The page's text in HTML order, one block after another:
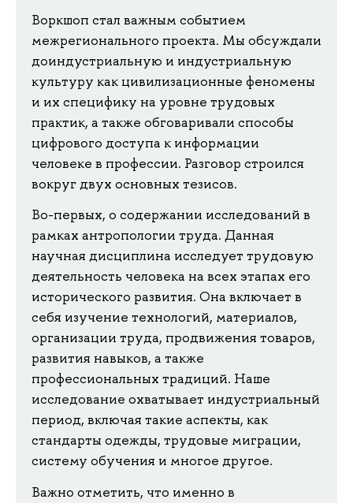
Воркшоп стал важным событием
межрегионального проекта. Мы обсуждали
доиндустриальную и индустриальную
культуру как цивилизационные феномены
и их специфику на уровне трудовых
практик, а также обговаривали способы
цифрового доступа к информации
человеке в профессии. Разговор строился
вокруг двух основных тезисов.
Во-первых, о содержании исследований в
рамках антропологии труда. Данная
научная дисциплина исследует трудовую
деятельность человека на всех этапах его
исторического развития. Она включает в
себя изучение технологий, материалов,
организации труда, продвижения товаров,
развития навыков, а также
профессиональных традиций. Наше
исследование охватывает индустриальный
период, включая такие аспекты, как
стандарты одежды, трудовые миграции,
систему обучения и многое другое.
Важно отметить, что именно в